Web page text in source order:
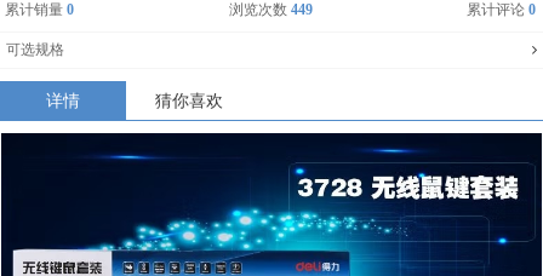
累计销量 0 浏览次数 449 累计评论 0
可选规格
详情 猜你喜欢